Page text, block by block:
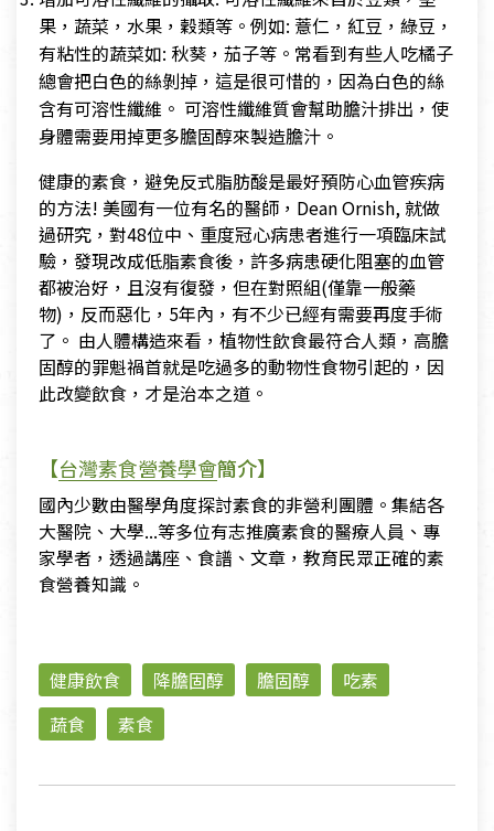
果，蔬菜，水果，穀類等。例如: 薏仁，紅豆，綠豆，
有粘性的蔬菜如: 秋葵，茄子等。常看到有些人吃橘子
總會把白色的絲剝掉，這是很可惜的，因為白色的絲
含有可溶性纖維。 可溶性纖維質會幫助膽汁排出，使
身體需要用掉更多膽固醇來製造膽汁。
健康的素食，避免反式脂肪酸是最好預防心血管疾病
的方法! 美國有一位有名的醫師，Dean Ornish, 就做
過研究，對48位中、重度冠心病患者進行一項臨床試
驗，發現改成低脂素食後，許多病患硬化阻塞的血管
都被治好，且沒有復發，但在對照組(僅靠一般藥
物)，反而惡化，5年內，有不少已經有需要再度手術
了。 由人體構造來看，植物性飲食最符合人類，高膽
固醇的罪魁禍首就是吃過多的動物性食物引起的，因
此改變飲食，才是治本之道。
【台灣素食營養學會簡介】
國內少數由醫學角度探討素食的非營利團體。集結各
大醫院、大學...等多位有志推廣素食的醫療人員、專
家學者，透過講座、食譜、文章，教育民眾正確的素
食營養知識。
健康飲食 降膽固醇 膽固醇
吃素
蔬食
素食